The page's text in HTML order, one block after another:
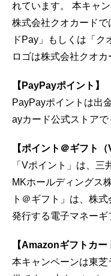
れています。 本キャ
株式会社クオカード
ドPay」もしくは「ク
ロゴは株式会社クオカ
【PayPayポイント】
PayPayポイントは出
ayカード公式ストアで
【ポイント＠ギフト（
「Vポイント」は、
MKホールディングス
ト＠ギフト」は、株
発行する電子マネーギ
【Amazonギフトカー
本キャンペーンは東